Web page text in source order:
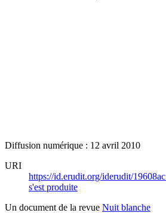
Diffusion numérique : 12 avril 2010
URI
https://id.erudit.org/iderudit/19608ac
s'est produite
Un document de la revue Nuit blanche